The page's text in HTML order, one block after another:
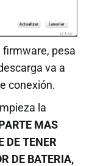
firmware, pesa
va a
conexión.
la
MAS
DE TENER
DE BATERIA,